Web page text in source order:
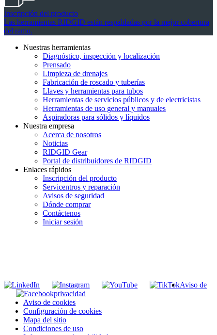
Inscripción del producto
Las herramientas RIDGID están respaldadas por la mejor cobertura
del ramo.
Nuestras herramientas
Diagnóstico, inspección y localización
Prensado
Limpieza de drenajes
Fabricación de roscado y tuberías
Llaves y herramientas para tubos
Herramientas de servicios públicos y de electricistas
Herramientas de uso general y manuales
Aspiradoras para sólidos y líquidos
Nuestra empresa
Acerca de nosotros
Noticias
RIDGID Gear
Portal de distribuidores de RIDGID
Enlaces rápidos
Inscripción del producto
Servicentros y reparación
Avisos de seguridad
Dónde comprar
Contáctenos
Iniciar sesión
Aviso de
privacidad
Aviso de cookies
Configuración de cookies
Mapa del sitio
Condiciones de uso